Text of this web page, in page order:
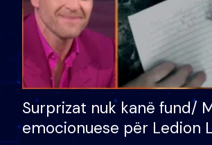
Surprizat nuk kanë fund/
emocionuese për Ledion